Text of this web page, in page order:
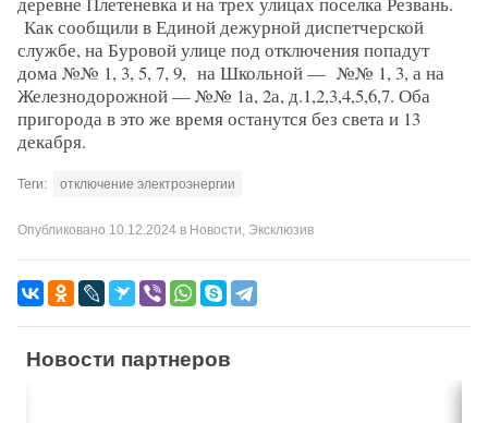
Как сообщили в Единой дежурной диспетчерской
службе, на Буровой улице под отключения попадут
дома №№ 1, 3, 5, 7, 9, на Школьной — №№ 1, 3, а на
Железнодорожной — №№ 1а, 2а, д.1,2,3,4,5,6,7. Оба
пригорода в это же время останутся без света и 13
декабря.
Теги: отключение электроэнергии
Опубликовано 10.12.2024 в Новости Эксклюзив
Новости партнеров